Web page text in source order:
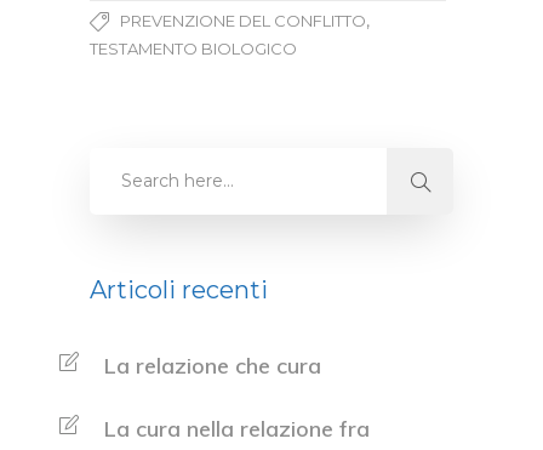
PREVENZIONE DEL CONFLITTO,
TESTAMENTO BIOLOGICO
Articoli recenti
La relazione che cura
La cura nella relazione fra